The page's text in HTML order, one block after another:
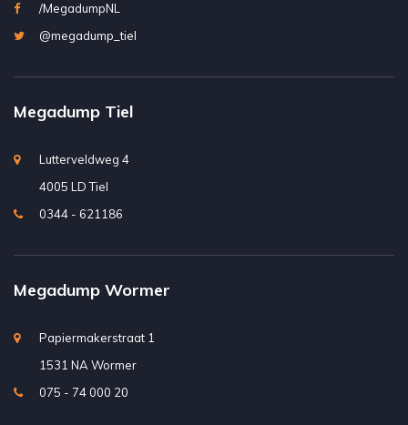
/MegadumpNL
@megadump_tiel
Megadump Tiel
Lutterveldweg 4
4005 LD Tiel
0344 - 621186
Megadump Wormer
Papiermakerstraat 1
1531 NA Wormer
075 - 74 000 20